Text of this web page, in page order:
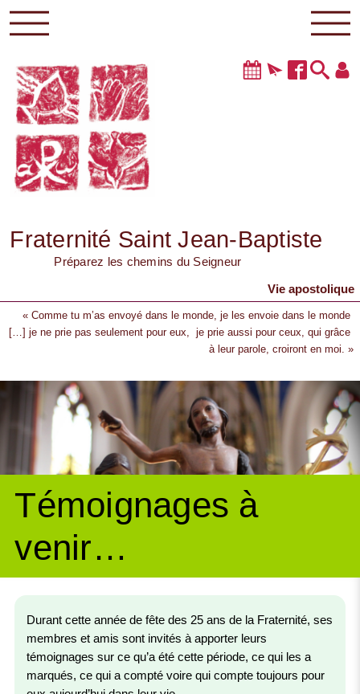
Fraternité Saint Jean-Baptiste
Préparez les chemins du Seigneur
Vie apostolique
« Comme tu m’as envoyé dans le monde, je les envoie dans le monde
[…] je ne prie pas seulement pour eux, je prie aussi pour ceux, qui grâce
à leur parole, croiront en moi. »
Témoignages à
venir…
Durant cette année de fête des 25 ans de la Fraternité, ses
membres et amis sont invités à apporter leurs
témoignages sur ce qu’a été cette période, ce qui les a
marqués, ce qui a compté voire qui compte toujours pour